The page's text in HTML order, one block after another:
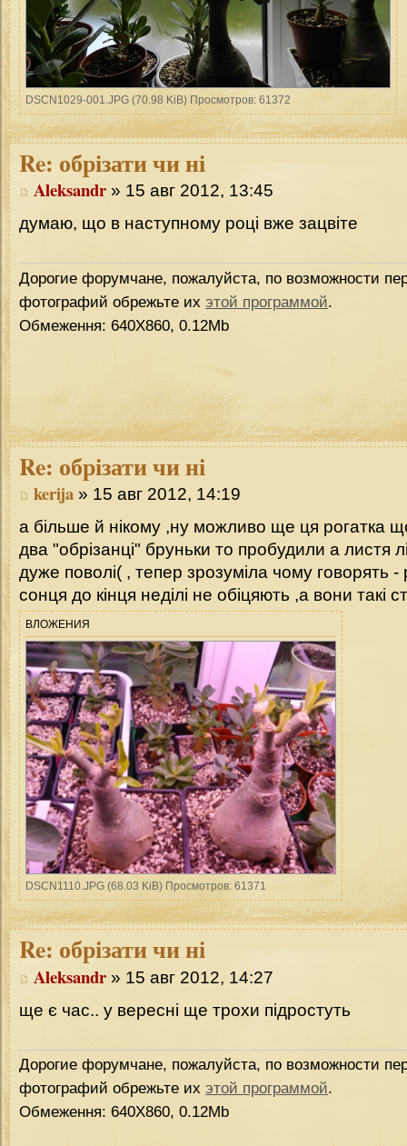
DSCN1029-001.JPG (70.98 KiB) Просмотров: 61372
Re: обрізати чи ні
Aleksandr » 15 авг 2012, 13:45
думаю, що в наступному році вже зацвіте
Дорогие форумчане, пожалуйста, по возможности
фотографий обрежьте их этой программой.
Обмеження: 640Х860, 0.12Mb
Re: обрізати чи ні
kerija » 15 авг 2012, 14:19
а більше й нікому ,ну можливо ще ця рогатка
два "обрізанці" бруньки то пробудили а листя
дуже поволі( , тепер зрозуміла чому говорять -
сонця до кінця неділі не обіцяють ,а вони такі
ВЛОЖЕНИЯ
DSCN1110.JPG (68.03 KiB) Просмотров: 61371
Re: обрізати чи ні
Aleksandr » 15 авг 2012, 14:27
ще є час.. у вересні ще трохи підростуть
Дорогие форумчане, пожалуйста, по возможности
фотографий обрежьте их этой программой.
Обмеження: 640Х860, 0.12Mb